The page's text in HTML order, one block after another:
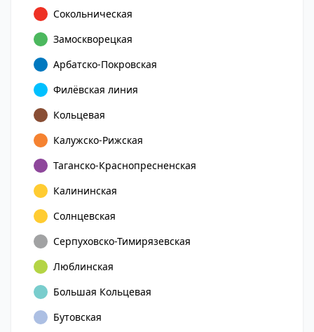
Сокольническая
Замоскворецкая
Арбатско-Покровская
Филёвская линия
Кольцевая
Калужско-Рижская
Таганско-Краснопресненская
Калининская
Солнцевская
Серпуховско-Тимирязевская
Люблинская
Большая Кольцевая
Бутовская